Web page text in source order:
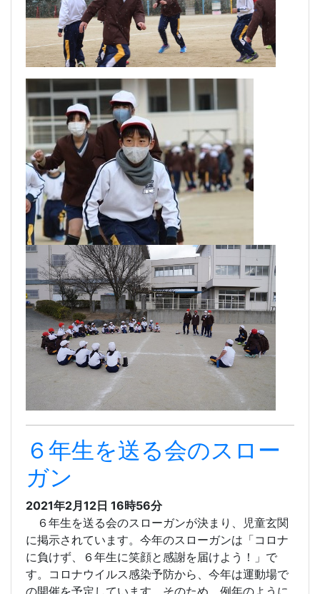
６年生を送る会のスロー
ガン
2021年2月12日 16時56分
６年生を送る会のスローガンが決まり、児童玄関
に掲示されています。今年のスローガンは「コロナ
に負けず、６年生に笑顔と感謝を届けよう！」で
す。コロナウイルス感染予防から、今年は運動場で